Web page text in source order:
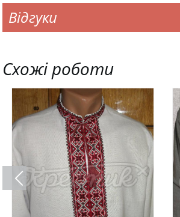
Відгуки
Схожі роботи